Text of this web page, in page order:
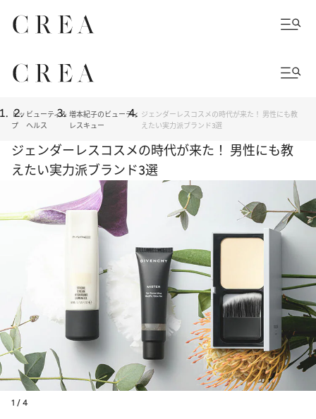
トッ
プ
ビューティ＆
ヘルス
増本紀子のビューティ
レスキュー
ジェンダーレスコスメの時代が来た！ 男性にも教
えたい実力派ブランド3選
ジェンダーレスコスメの時代が来た！ 男性にも教
えたい実力派ブランド3選
1 / 4